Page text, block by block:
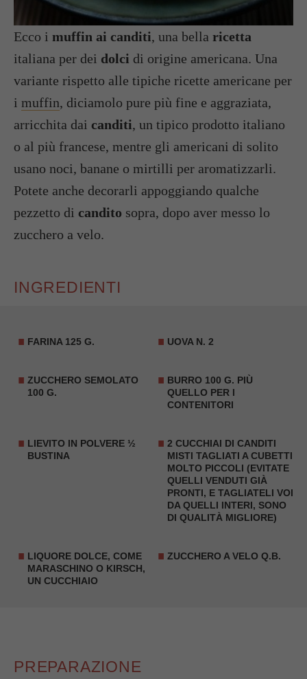
Ecco i muffin ai canditi, una bella ricetta
italiana per dei dolci di origine americana. Una
variante rispetto alle tipiche ricette americane per
i muffin, diciamolo pure più fine e aggraziata,
arricchita dai canditi, un tipico prodotto italiano
o al più francese, mentre gli americani di solito
usano noci, banane o mirtilli per aromatizzarli.
Potete anche decorarli appoggiando qualche
pezzetto di candito sopra, dopo aver messo lo
zucchero a velo.
INGREDIENTI
FARINA 125 G. UOVA N. 2
ZUCCHERO SEMOLATO
100 G.
BURRO 100 G. PIÙ
QUELLO PER I
CONTENITORI
LIEVITO IN POLVERE ½
BUSTINA
2 CUCCHIAI DI CANDITI
MISTI TAGLIATI A CUBETTI
MOLTO PICCOLI (EVITATE
QUELLI VENDUTI GIÀ
PRONTI, E TAGLIATELI VOI
DA QUELLI INTERI, SONO
DI QUALITÀ MIGLIORE)
LIQUORE DOLCE, COME
MARASCHINO O KIRSCH,
UN CUCCHIAIO
ZUCCHERO A VELO Q.B.
PREPARAZIONE